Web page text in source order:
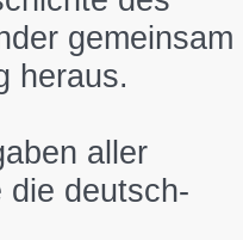
gemeinsam
heraus.
aller
die deutsch-